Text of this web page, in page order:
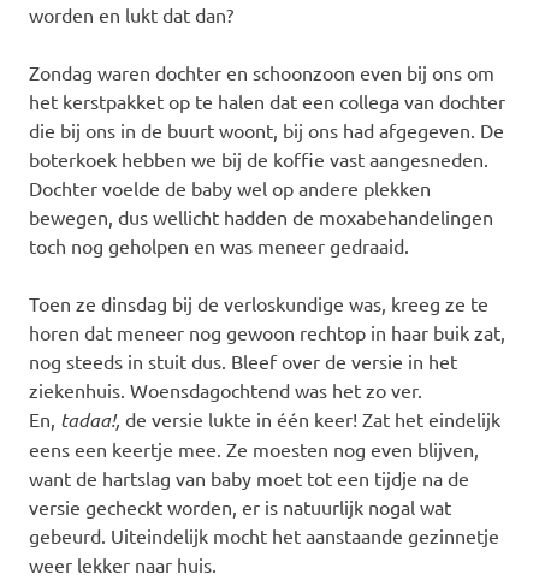
worden en lukt dat dan?
Zondag waren dochter en schoonzoon even bij ons om
het kerstpakket op te halen dat een collega van dochter
die bij ons in de buurt woont, bij ons had afgegeven. De
boterkoek hebben we bij de koffie vast aangesneden.
Dochter voelde de baby wel op andere plekken
bewegen, dus wellicht hadden de moxabehandelingen
toch nog geholpen en was meneer gedraaid.
Toen ze dinsdag bij de verloskundige was, kreeg ze te
horen dat meneer nog gewoon rechtop in haar buik zat,
nog steeds in stuit dus. Bleef over de versie in het
ziekenhuis. Woensdagochtend was het zo ver.
En, tadaa!, de versie lukte in één keer! Zat het eindelijk
eens een keertje mee. Ze moesten nog even blijven,
want de hartslag van baby moet tot een tijdje na de
versie gecheckt worden, er is natuurlijk nogal wat
gebeurd. Uiteindelijk mocht het aanstaande gezinnetje
weer lekker naar huis.